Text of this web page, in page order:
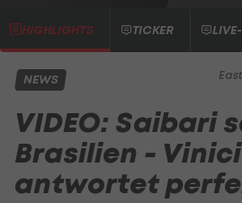
HIGHLIGHTS TICKER
NEWS
VIDEO: Saibari
Brasilien -
antwortet